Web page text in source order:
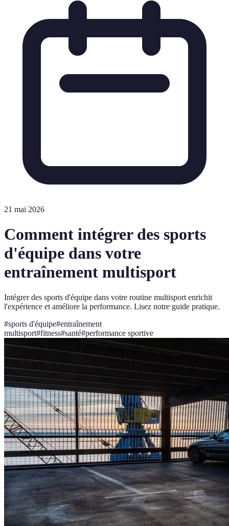
21 mai 2026
Comment intégrer des sports
d'équipe dans votre
entraînement multisport
Intégrer des sports d'équipe dans votre routine multisport enrichit
l'expérience et améliore la performance. Lisez notre guide pratique.
#sports d'équipe#entraînement
multisport#fitness#santé#performance sportive